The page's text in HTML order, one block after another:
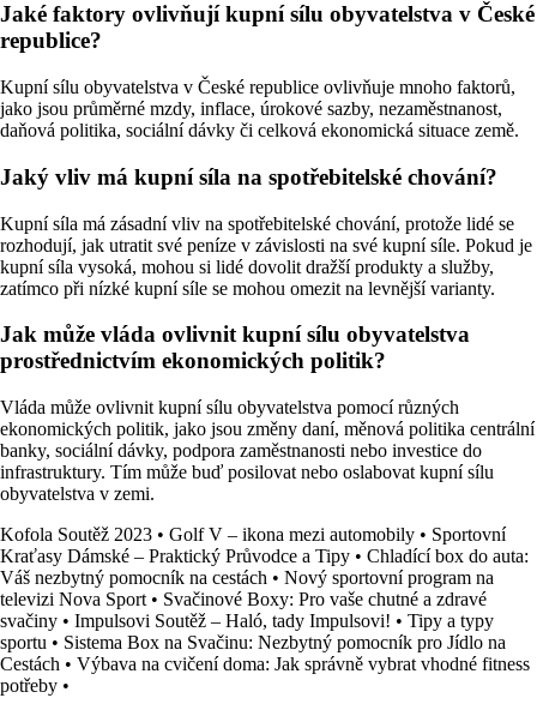
Jaké faktory ovlivňují kupní sílu obyvatelstva v České
republice?
Kupní sílu obyvatelstva v České republice ovlivňuje mnoho faktorů,
jako jsou průměrné mzdy, inflace, úrokové sazby, nezaměstnanost,
daňová politika, sociální dávky či celková ekonomická situace země.
Jaký vliv má kupní síla na spotřebitelské chování?
Kupní síla má zásadní vliv na spotřebitelské chování, protože lidé se
rozhodují, jak utratit své peníze v závislosti na své kupní síle. Pokud je
kupní síla vysoká, mohou si lidé dovolit dražší produkty a služby,
zatímco při nízké kupní síle se mohou omezit na levnější varianty.
Jak může vláda ovlivnit kupní sílu obyvatelstva
prostřednictvím ekonomických politik?
Vláda může ovlivnit kupní sílu obyvatelstva pomocí různých
ekonomických politik, jako jsou změny daní, měnová politika centrální
banky, sociální dávky, podpora zaměstnanosti nebo investice do
infrastruktury. Tím může buď posilovat nebo oslabovat kupní sílu
obyvatelstva v zemi.
Kofola Soutěž 2023 • Golf V – ikona mezi automobily • Sportovní
Kraťasy Dámské – Praktický Průvodce a Tipy • Chladící box do auta:
Váš nezbytný pomocník na cestách • Nový sportovní program na
televizi Nova Sport • Svačinové Boxy: Pro vaše chutné a zdravé
svačiny • Impulsovi Soutěž – Haló, tady Impulsovi! • Tipy a typy
sportu • Sistema Box na Svačinu: Nezbytný pomocník pro Jídlo na
Cestách • Výbava na cvičení doma: Jak správně vybrat vhodné fitness
potřeby •